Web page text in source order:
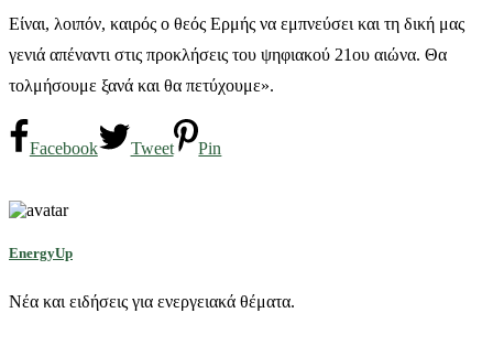
Είναι, λοιπόν, καιρός ο θεός Ερμής να εμπνεύσει και τη δική μας
γενιά απέναντι στις προκλήσεις του ψηφιακού 21ου αιώνα. Θα
τολμήσουμε ξανά και θα πετύχουμε».
Facebook Tweet Pin
EnergyUp
Νέα και ειδήσεις για ενεργειακά θέματα.